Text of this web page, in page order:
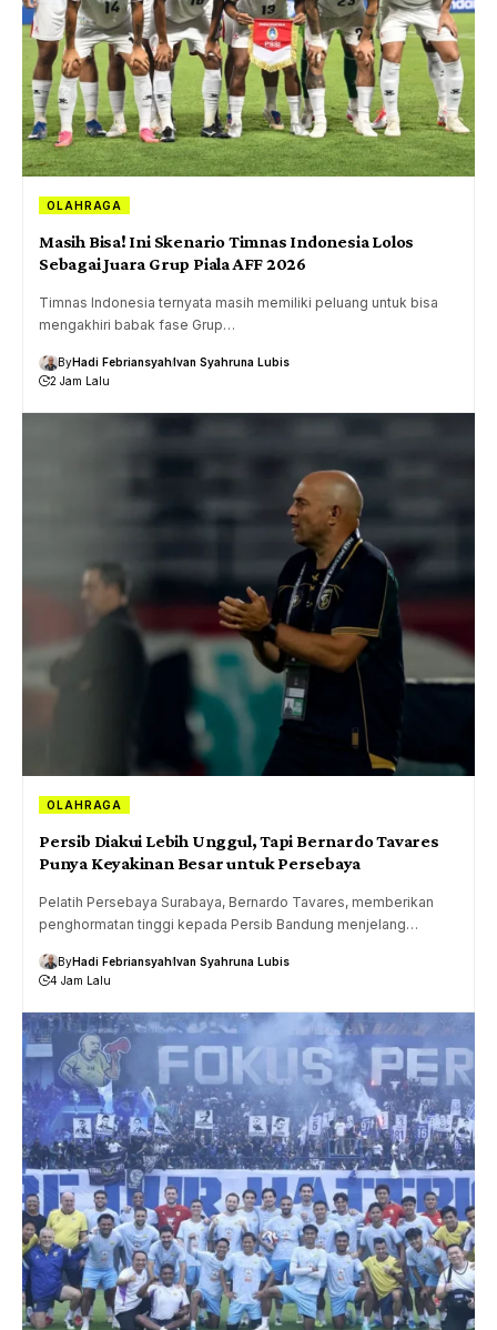
OLAHRAGA
Masih Bisa! Ini Skenario Timnas Indonesia Lolos
Sebagai Juara Grup Piala AFF 2026
Timnas Indonesia ternyata masih memiliki peluang untuk bisa
mengakhiri babak fase Grup…
ByHadi FebriansyahIvan Syahruna Lubis
2 Jam Lalu
OLAHRAGA
Persib Diakui Lebih Unggul, Tapi Bernardo Tavares
Punya Keyakinan Besar untuk Persebaya
Pelatih Persebaya Surabaya, Bernardo Tavares, memberikan
penghormatan tinggi kepada Persib Bandung menjelang…
ByHadi FebriansyahIvan Syahruna Lubis
4 Jam Lalu